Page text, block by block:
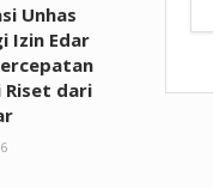
Unhas
Izin Edar
Riset dari